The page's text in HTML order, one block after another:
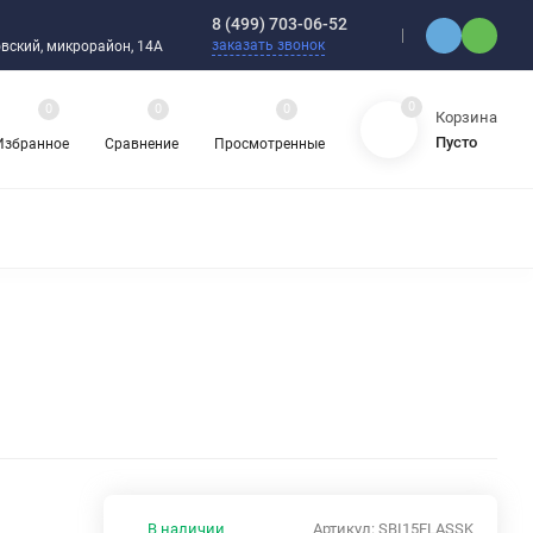
микрорайон, 14А
8 (499) 703-06-52
заказать звонок
0
Сравнение
0
Просмотренные
0 0
Корзина
Пусто
Артикул: SBI15FLASSK
В наличии